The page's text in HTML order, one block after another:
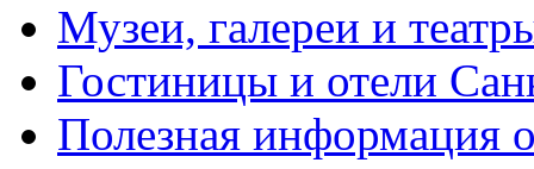
Музеи, галереи и
Гостиницы и отели
Полезная информация